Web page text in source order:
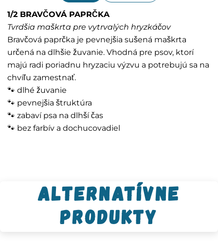
1/2 BRAVČOVÁ PAPRČKA
Tvrdšia maškrta pre vytrvalých hryzkáčov
Bravčová paprčka je pevnejšia sušená maškrta
určená na dlhšie žuvanie. Vhodná pre psov, ktorí
majú radi poriadnu hryzaciu výzvu a potrebujú sa na
chvíľu zamestnať.
🐾 dlhé žuvanie
🐾 pevnejšia štruktúra
🐾 zabaví psa na dlhší čas
🐾 bez farbív a dochucovadiel
Alternatívne
produkty